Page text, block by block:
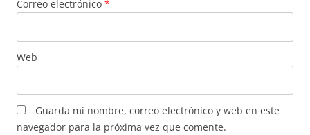
Correo electrónico *
Web
Guarda mi nombre, correo electrónico y web en este
navegador para la próxima vez que comente.